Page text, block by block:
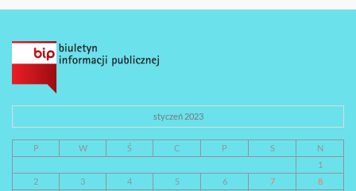
styczeń 2023
P W Ś C P S
N
1
2
3 4 5 6 7
8